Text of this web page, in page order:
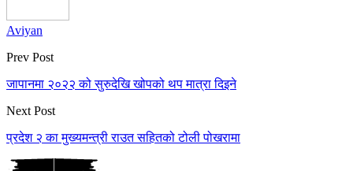
Aviyan
Prev Post
जापानमा २०२२ को सुरुदेखि खोपको थप मात्रा दिइने
Next Post
प्रदेश २ का मुख्यमन्त्री राउत सहितको टोली पोखरामा